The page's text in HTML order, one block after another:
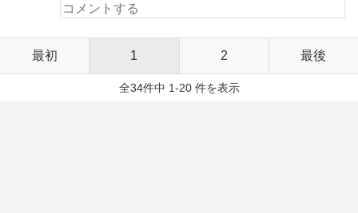
最初 1 2 最後
全34件中 1-20 件を表示